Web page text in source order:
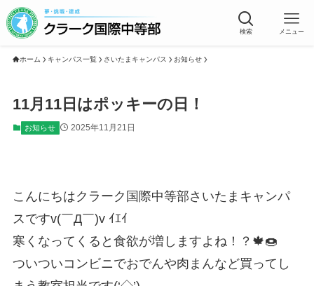
検索 メニュー
ホーム キャンパス一覧 さいたまキャンパス お知らせ
11月11日はポッキーの日！
お知らせ 2025年11月21日
こんにちはクラーク国際中等部さいたまキャンパ
スですv(￣Д￣)v ｲｴｲ
寒くなってくると食欲が増しますよね！？🍁🍩
ついついコンビニでおでんや肉まんなど買ってし